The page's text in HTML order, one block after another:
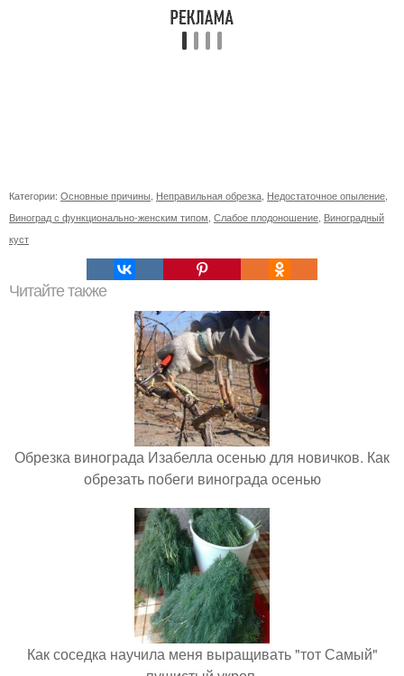
Категории: Основные причины Неправильная обрезка Недостаточное опыление
Виноград с функционально-женским типом Слабое плодоношение Виноградный
куст
Читайте также
Обрезка винограда Изабелла осенью для новичков. Как
обрезать побеги винограда осенью
Как соседка научила меня выращивать "тот Самый"